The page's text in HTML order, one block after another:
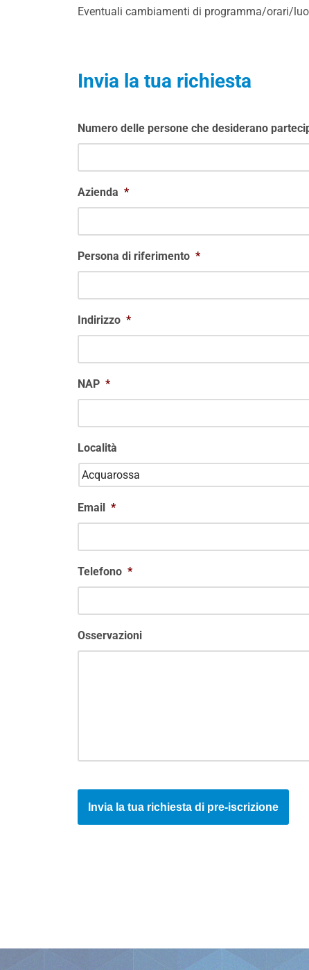
Eventuali cambiamenti di programma/orari/
Invia la tua richiesta
Numero delle persone che desiderano
Azienda *
Persona di riferimento *
Indirizzo *
NAP *
Località
Email *
Telefono *
Osservazioni